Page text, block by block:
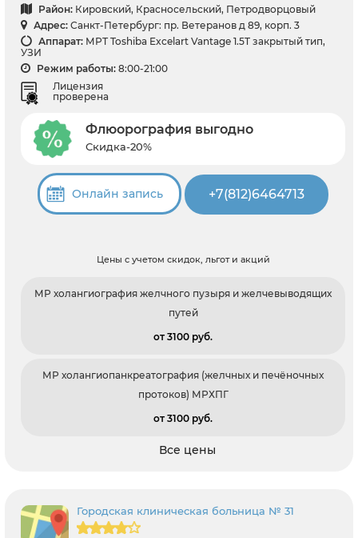
Район: Кировский, Красносельский, Петродворцовый
Адрес: Санкт-Петербург: пр. Ветеранов д 89, корп. 3
Аппарат: МРТ Toshiba Excelart Vantage 1.5T закрытый тип,
УЗИ
Режим работы: 8:00-21:00
Лицензия
проверена
Флюорография выгодно
Скидка-20%
Онлайн запись +7(812)6464713
Цены с учетом скидок, льгот и акций
МР холангиография желчного пузыря и желчевыводящих
путей
от 3100 pуб.
МР холангиопанкреатография (желчных и печёночных
протоков) МРХПГ
от 3100 pуб.
Все цены
Городская клиническая больница № 31